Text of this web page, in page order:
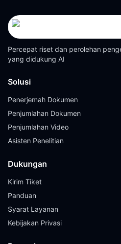
Percepat riset dan perolehan
yang didukung AI
Solusi
Penerjemah Dokumen
Penjumlahan Dokumen
Penjumlahan Video
Asisten Penelitian
Dukungan
Kirim Tiket
Panduan
Syarat Layanan
Kebijakan Privasi